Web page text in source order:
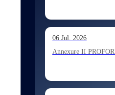
10 Jul. 2026
Allocation of Tax
06 Jul. 2026
Annexure II